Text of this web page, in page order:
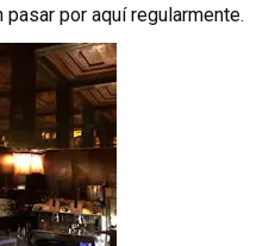
por aquí regularmente.